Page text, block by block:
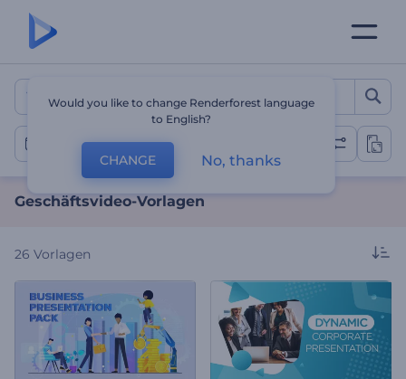
Geschäftsvideo-Vorlagen
Geschäftsvideos
Geschäftsvideo-Vorlagen
26 Vorlagen
Would you like to change Renderforest language
to English?
CHANGE No, thanks